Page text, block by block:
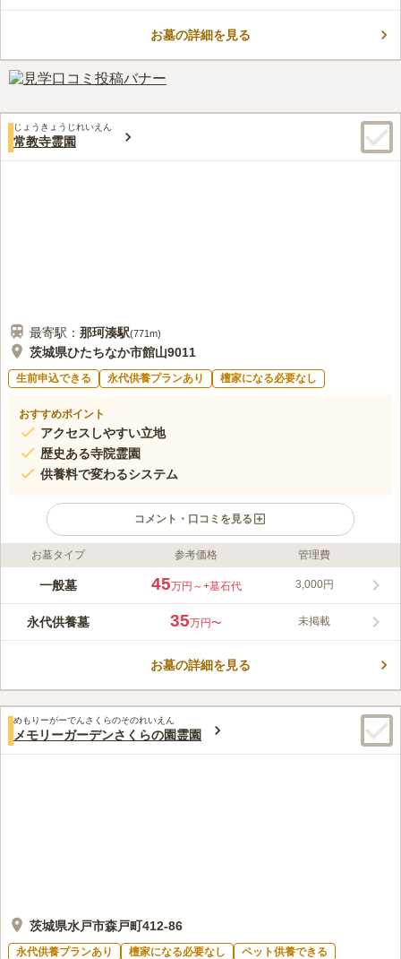
らお選びいただけます。仏壇型納骨堂「慈眼堂」や永代供養墓
「やすらぎの廟」、ペット専用の庭苑墓地「ルンビニ苑」もござ
います。 薬師寺は、スポーツNPOのダンス教室やお寺のデイサ
ービス「お寺ジム」を通じて、年間33,600名以上が訪れる、地域
に開かれたお寺です。今後は、「祈りの楼門」の建立に加え、
施設を順次開設予定です。お参りのみならず、運動や食事、習い
事など、多世代が笑顔で集い、楽しく過ごせる新たな空間とし
て、進化し続けます。ぜひ一度、お気軽にお立ち寄りください。
お墓の詳細を見る
じょうきょうじれいえん
常教寺霊園
最寄駅： 那珂湊駅(771m)
茨城県ひたちなか市館山9011
生前申込できる 永代供養プランあり 檀家になる必要なし
おすすめポイント
アクセスしやすい立地
歴史ある寺院霊園
供養料で変わるシステム
コメント・口コミを見る
ライフドット編集部のコメント
浄土真宗のお寺で、山頂にあるので静かです。 霊園内にある
ます。 区画は1.2㎡と2.7㎡の2種類があり、ゆとりある区画もあ
るのでお好きな区画を選ぶことができます。 ①永代供養料30万
代供養料50万円で安置期間50年の3パターンがあり、その後いず
みんなの評価
2.8 口コミ1件
40代女性
最寄り駅とお墓の間は住宅街と山だけで食べるところは何もな
く、法事の際はお寺の施設で仕出しのお弁当を食べています
口コミの続きを読む
お墓タイプ 参考価格 管理費
一般墓 45万円～+墓石代 3,000円
永代供養墓 35万円〜 未掲載
お墓の詳細を見る
めもりーがーでんさくらのそのれいえん
メモリーガーデンさくらの園霊園
茨城県水戸市森戸町412-86
永代供養プランあり 檀家になる必要なし
ペット供養できる